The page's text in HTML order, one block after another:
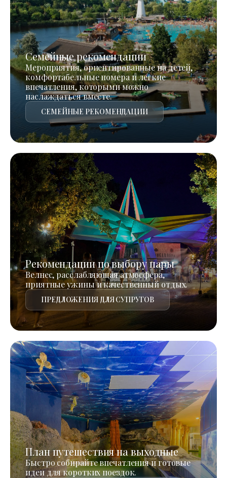
Семейные рекомендации
Мероприятия, ориентированные на детей,
комфортабельные номера и легкие
впечатления, которыми можно
наслаждаться вместе.
СЕМЕЙНЫЕ РЕКОМЕНДАЦИИ
Рекомендации по выбору пары
Велнес, расслабляющая атмосфера,
приятные ужины и качественный отдых.
ПРЕДЛОЖЕНИЯ ДЛЯ СУПРУГОВ
План путешествия на выходные
Быстро собирайте впечатления и готовые
идеи для коротких поездок.